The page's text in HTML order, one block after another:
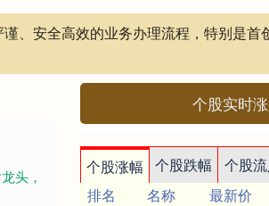
、安全高效的业务办理流程，特别是首
头，
个股实时
个股涨幅 个股跌幅 个股
排名
名称 最新价